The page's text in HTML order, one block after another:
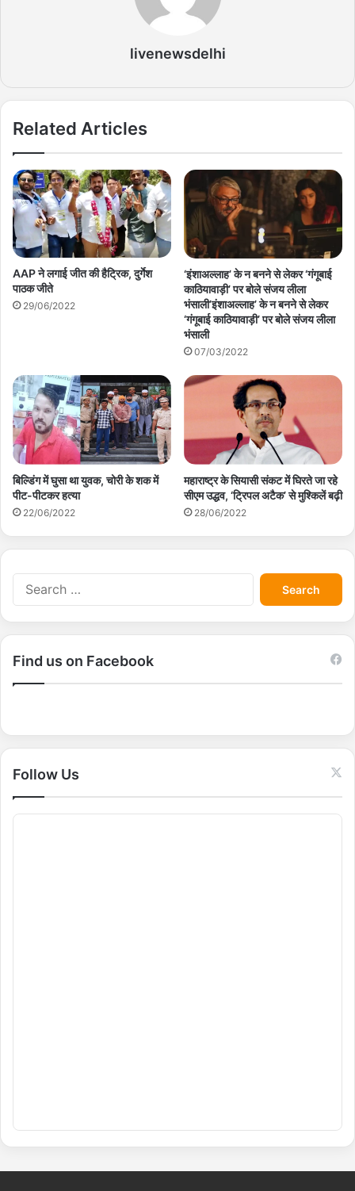
livenewsdelhi
Related Articles
AAP ने लगाई जीत की हैट्रिक, दुर्गेश
पाठक जीते
29/06/2022
‘इंशाअल्लाह’ के न बनने से लेकर ‘गंगूबाई
काठियावाड़ी’ पर बोले संजय लीला
भंसाली’इंशाअल्लाह’ के न बनने से लेकर
‘गंगूबाई काठियावाड़ी’ पर बोले संजय लीला
भंसाली
07/03/2022
बिल्डिंग में घुसा था युवक, चोरी के शक में
पीट-पीटकर हत्या
22/06/2022
महाराष्ट्र के सियासी संकट में घिरते जा रहे
सीएम उद्धव, ‘ट्रिपल अटैक’ से मुश्किलें बढ़ी
28/06/2022
S
e
a
r
r
Find us on Facebook
Follow Us